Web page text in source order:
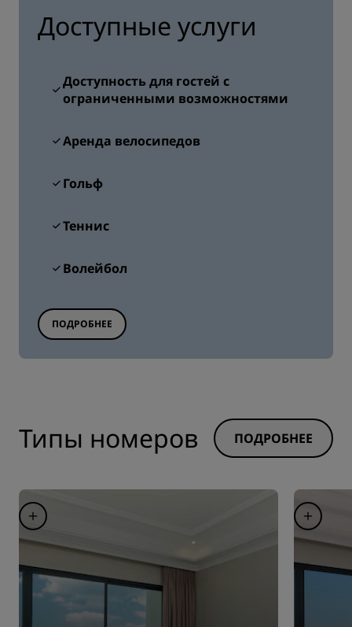
Доступные услуги
Доступность для гостей с
ограниченными возможностями
Аренда велосипедов
Гольф
Теннис
Волейбол
ПОДРОБНЕЕ
Типы номеров ПОДРОБНЕЕ